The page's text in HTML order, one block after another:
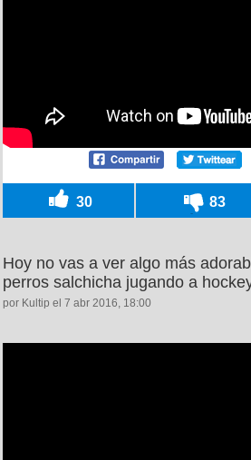
30 83
Hoy no vas a ver algo más
perros salchicha jugando a
por Kultip el 7 abr 2016, 18:00